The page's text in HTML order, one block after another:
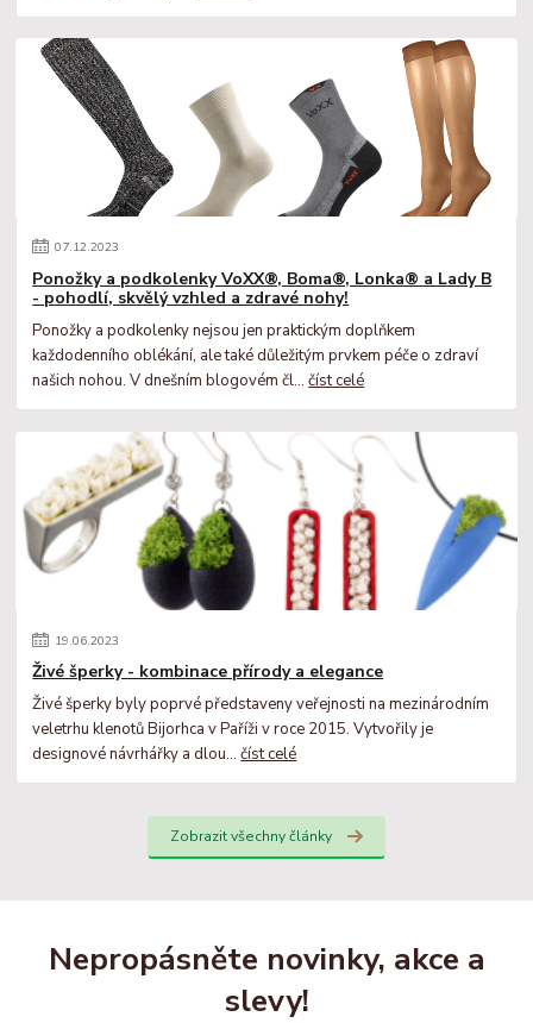
07.12.2023
Ponožky a podkolenky VoXX®, Boma®, Lonka® a Lady B
- pohodlí, skvělý vzhled a zdravé nohy!
Ponožky a podkolenky nejsou jen praktickým doplňkem
každodenního oblékání, ale také důležitým prvkem péče o zdraví
našich nohou. V dnešním blogovém čl...číst celé
19.06.2023
Živé šperky - kombinace přírody a elegance
Živé šperky byly poprvé představeny veřejnosti na mezinárodním
veletrhu klenotů Bijorhca v Paříži v roce 2015. Vytvořily je
designové návrhářky a dlou...číst celé
Zobrazit všechny články
Nepropásněte novinky, akce a
slevy!